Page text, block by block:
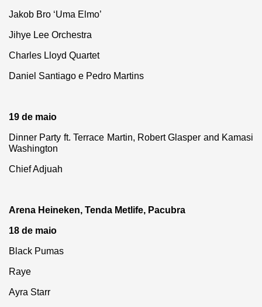
Jakob Bro ‘Uma Elmo’
Jihye Lee Orchestra
Charles Lloyd Quartet
Daniel Santiago e Pedro Martins
19 de maio
Dinner Party ft. Terrace Martin, Robert Glasper and Kamasi
Washington
Chief Adjuah
Arena Heineken, Tenda Metlife, Pacubra
18 de maio
Black Pumas
Raye
Ayra Starr